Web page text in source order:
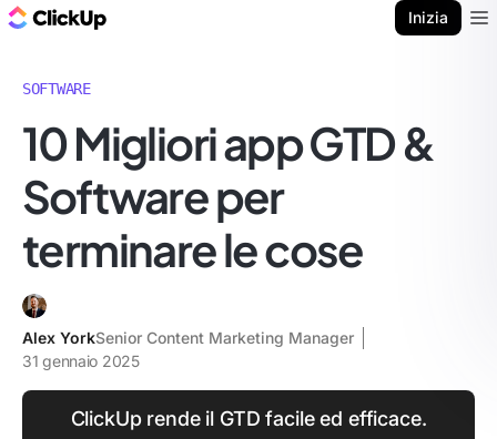
Inizia
SOFTWARE
10 Migliori app GTD &
Software per
terminare le cose
Alex YorkSenior Content Marketing Manager
31 gennaio 2025
ClickUp rende il GTD facile ed efficace.